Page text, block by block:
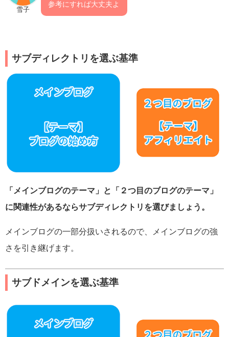
雪子
参考にすれば大丈夫よ
サブディレクトリを選ぶ基準
「メインブログのテーマ」と「２つ目のブログのテーマ」
に関連性があるならサブディレクトリを選びましょう。
メインブログの一部分扱いされるので、メインブログの強
さを引き継げます。
サブドメインを選ぶ基準